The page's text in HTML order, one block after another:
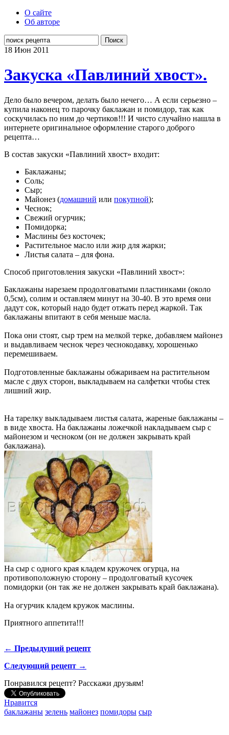
О сайте
Об авторе
Поиск
18 Июн 2011
Закуска «Павлиний хвост».
Дело было вечером, делать было нечего… А если серьезно –
купила наконец то парочку баклажан и помидор, так как
соскучилась по ним до чертиков!!! И чисто случайно нашла в
интернете оригинальное оформление старого доброго
рецепта…
В состав закуски «Павлиний хвост» входит:
Баклажаны;
Соль;
Сыр;
Майонез (домашний или покупной);
Чеснок;
Свежий огурчик;
Помидорка;
Маслины без косточек;
Растительное масло или жир для жарки;
Листья салата – для фона.
Способ приготовления закуски «Павлиний хвост»:
Баклажаны нарезаем продолговатыми пластинками (около
0,5см), солим и оставляем минут на 30-40. В это время они
дадут сок, который надо будет отжать перед жаркой. Так
баклажаны впитают в себя меньше масла.
Пока они стоят, сыр трем на мелкой терке, добавляем майонез
и выдавливаем чеснок через чеснокодавку, хорошенько
перемешиваем.
Подготовленные баклажаны обжариваем на растительном
масле с двух сторон, выкладываем на салфетки чтобы стек
лишний жир.
На тарелку выкладываем листья салата, жареные баклажаны –
в виде хвоста. На баклажаны ложечкой накладываем сыр с
майонезом и чесноком (он не должен закрывать край
баклажана).
На сыр с одного края кладем кружочек огурца, на
противоположную сторону – продолговатый кусочек
помидорки (он так же не должен закрывать край баклажана).
На огурчик кладем кружок маслины.
Приятного аппетита!!!
← Предыдущий рецепт
Следующий рецепт →
Понравился рецепт? Расскажи друзьям!
Нравится
баклажаны зелень майонез помидоры сыр